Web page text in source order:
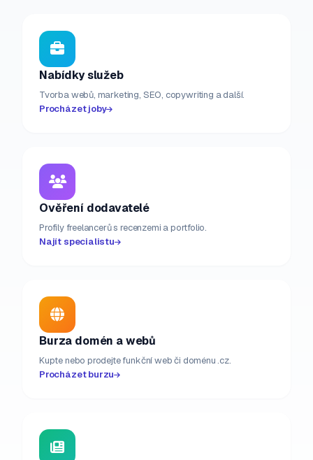
Nabídky služeb
Tvorba webů, marketing, SEO, copywriting a další.
Procházet joby
Ověření dodavatelé
Profily freelancerů s recenzemi a portfolio.
Najít specialistu
Burza domén a webů
Kupte nebo prodejte funkční web či doménu .cz.
Procházet burzu